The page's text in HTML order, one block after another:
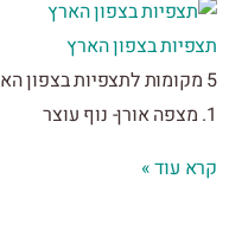
בצפון הארץ
לתצפיות בצפון הארץ
עוד »